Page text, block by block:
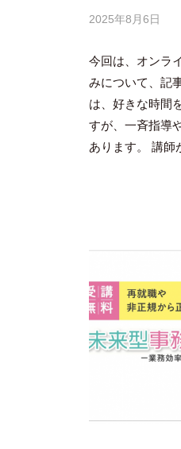
2025年8月6日
吉
田
豪
今回は、オンラ
みについて、記
は、好きな時間
すが、一斉指導
あります。 講師